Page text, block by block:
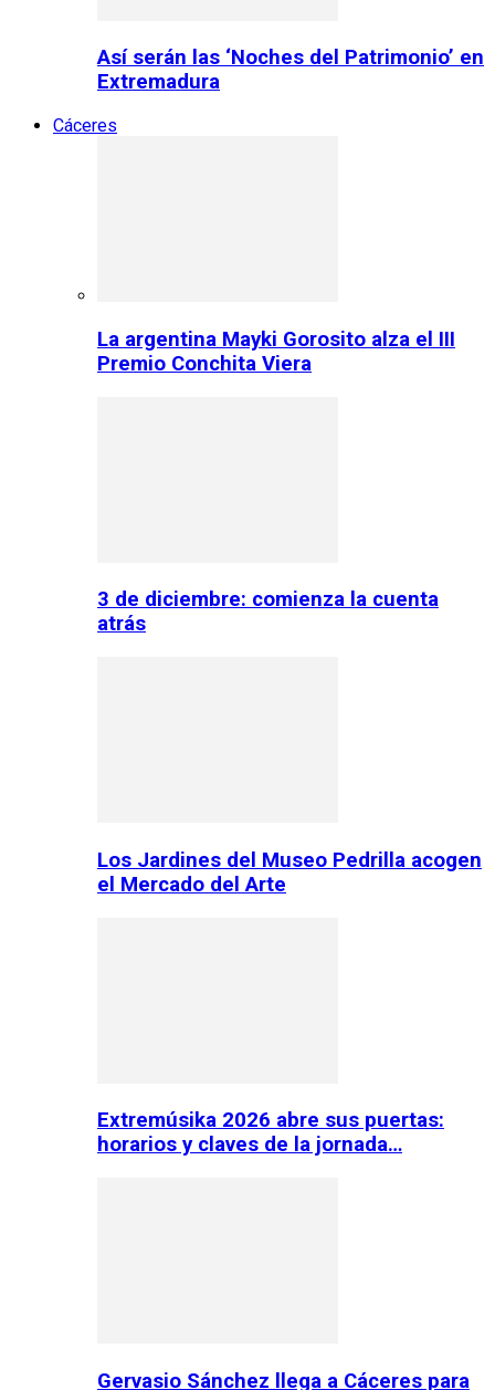
Así serán las ‘Noches del Patrimonio’ en
Extremadura
Cáceres
La argentina Mayki Gorosito alza el III
Premio Conchita Viera
3 de diciembre: comienza la cuenta
atrás
Los Jardines del Museo Pedrilla acogen
el Mercado del Arte
Extremúsika 2026 abre sus puertas:
horarios y claves de la jornada…
Gervasio Sánchez llega a Cáceres para